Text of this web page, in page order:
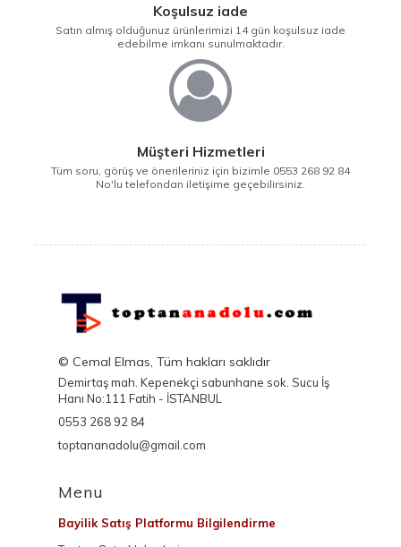
Koşulsuz iade
Satın almış olduğunuz ürünlerimizi 14 gün koşulsuz iade
edebilme imkanı sunulmaktadır.
Müşteri Hizmetleri
Tüm soru, görüş ve önerileriniz için bizimle 0553 268 92 84
No'lu telefondan iletişime geçebilirsiniz.
© Cemal Elmas, Tüm hakları saklıdır
Demirtaş mah. Kepenekçi sabunhane sok. Sucu İş
Hanı No:111 Fatih - İSTANBUL
0553 268 92 84
toptananadolu@gmail.com
Menu
Bayilik Satış Platformu Bilgilendirme